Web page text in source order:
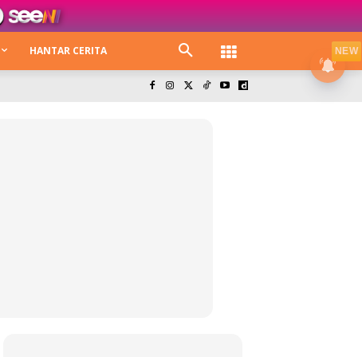
HANTAR CERITA NEW